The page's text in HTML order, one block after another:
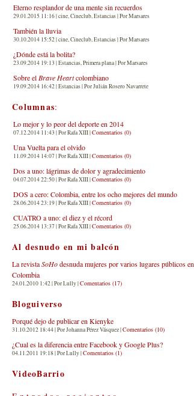
Eterno resplandor de una mente sin recuerdos
29.01.2015 11:16 | cine, Cineclub, Estancias | Por Marsares
También la lluvia
30.10.2014 15:52 | cine, Cineclub, Estancias | Por Marsares
¿Dónde está la bolita?
23.09.2014 19:13 | Estancias, Primera plana | Por Marsares
Sobre el Brave Heartcolombiano
19.09.2014 16:42 | Estancias | Por Julián Rosero Navarrete
Columnas:
Lo mejor y lo peor del deporte en 2014
07.12.2014 11:43 | Por Rafa XIII |Comentarios (0)
Una Vuelta para el olvido
11.09.2014 14:07 | Por Rafa XIII |Comentarios (0)
Dos a uno: lágrimas de dolor y agradecimiento
04.07.2014 22:50 | Por Rafa XIII |Comentarios (0)
DOS a cero: Colombia, entre los ocho mejores del mundo
28.06.2014 23:19 | Por Rafa XIII |Comentarios (0)
CUATRO a uno: el diez y el récord
25.06.2014 13:37 | Por Rafa XIII |Comentarios (0)
Al desnudo en mi balcón
La revistaSoHodesnuda mujeres por varios lugares públicos en
Colombia
24.01.2010 1:42 | Por Lully |Comentarios (17)
Bloguiverso
Porqué dejo de publicar en Kienyke
31.10.2012 18:44 | Por Johanna Pérez Vásquez |Comentarios (10)
¿Cual es la diferencia entre Facebook y Google Plus?
04.11.2011 19:18 | Por Lully |Comentarios (1)
VideoBarrio